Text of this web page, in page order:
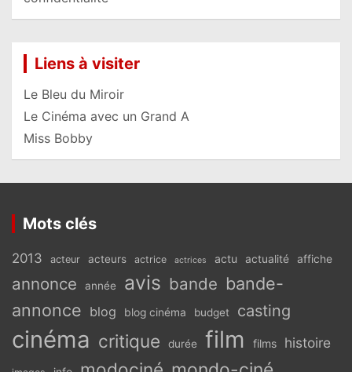
Liens à visiter
Le Bleu du Miroir
Le Cinéma avec un Grand A
Miss Bobby
Mots clés
2013 acteur acteurs actrice actrices actu actualité affiche
annonce année avis bande bande-
annonce blog blog cinéma budget casting
cinéma critique durée film films histoire